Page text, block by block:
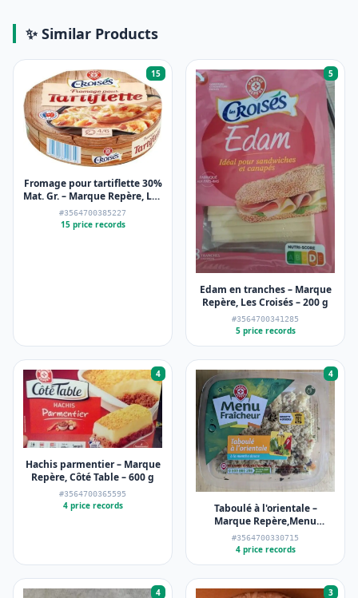
✨ Similar Products
15
Fromage pour tartiflette 30%
Mat. Gr. – Marque Repère, Les
Croisés – 500 g
#3564700385227
15 price records
5
Edam en tranches – Marque
Repère, Les Croisés – 200 g
#3564700341285
5 price records
4
Hachis parmentier – Marque
Repère, Côté Table – 600 g
#3564700365595
4 price records
4
Taboulé à l'orientale –
Marque Repère,Menu
Fraîcheur – 300 g
#3564700330715
4 price records
4 3